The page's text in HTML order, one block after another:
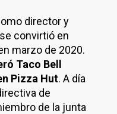
director y
convirtió en
marzo de 2020.
Taco Bell
Pizza Hut. A día
de
de la junta